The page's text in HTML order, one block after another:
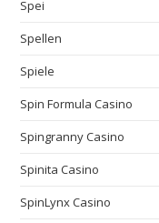
Spei
Spellen
Spiele
Spin Formula Casino
Spingranny Casino
Spinita Casino
SpinLynx Casino